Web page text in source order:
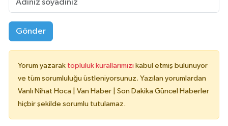
Gönder
Yorum yazarak topluluk kurallarımızı kabul etmiş bulunuyor
ve tüm sorumluluğu üstleniyorsunuz. Yazılan yorumlardan
Vanlı Nihat Hoca | Van Haber | Son Dakika Güncel Haberler
hiçbir şekilde sorumlu tutulamaz.